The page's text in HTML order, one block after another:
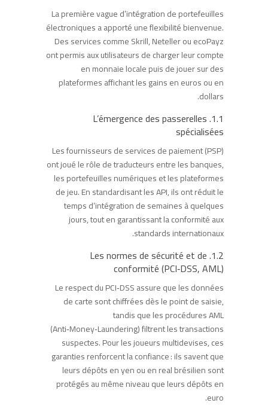
La première vague d’intégration de portefeuilles
électroniques a apporté une flexibilité bienvenue.
Des services comme Skrill, Neteller ou ecoPayz
ont permis aux utilisateurs de charger leur compte
en monnaie locale puis de jouer sur des
plateformes affichant les gains en euros ou en
dollars.
1.1. L’émergence des passerelles
spécialisées
Les fournisseurs de services de paiement (PSP)
ont joué le rôle de traducteurs entre les banques,
les portefeuilles numériques et les plateformes
de jeu. En standardisant les API, ils ont réduit le
temps d’intégration de semaines à quelques
jours, tout en garantissant la conformité aux
standards internationaux.
1.2. Les normes de sécurité et de
conformité (PCI‑DSS, AML)
Le respect du PCI‑DSS assure que les données
de carte sont chiffrées dès le point de saisie,
tandis que les procédures AML
(Anti‑Money‑Laundering) filtrent les transactions
suspectes. Pour les joueurs multidevises, ces
garanties renforcent la confiance : ils savent que
leurs dépôts en yen ou en real brésilien sont
protégés au même niveau que leurs dépôts en
euro.